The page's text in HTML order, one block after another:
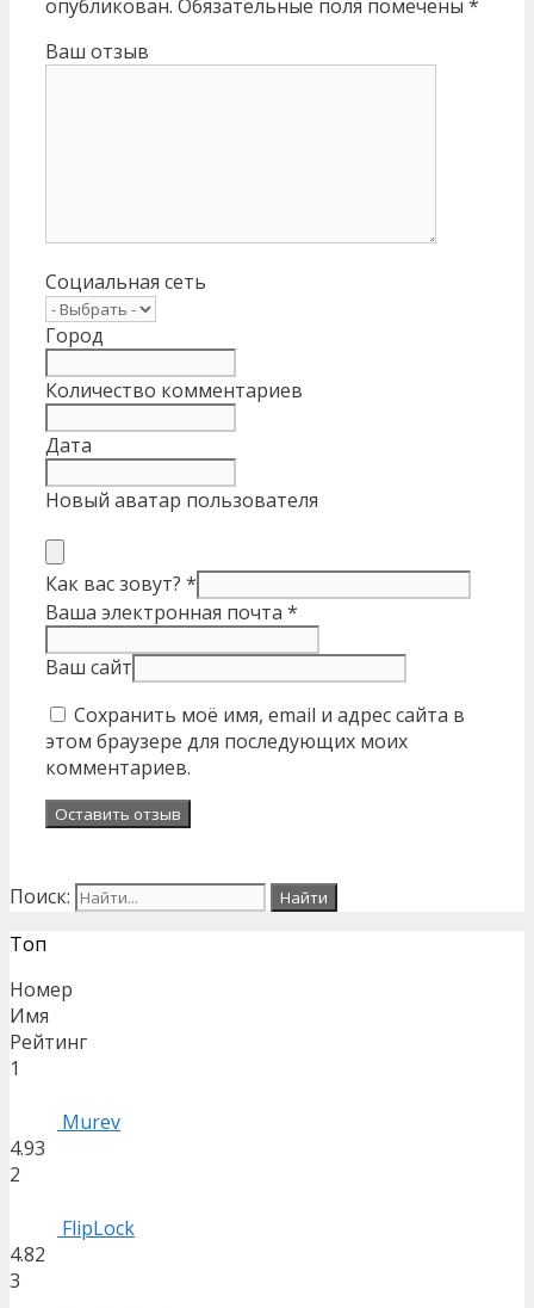
опубликован. Обязательные поля помечены *
Ваш отзыв
Социальная сеть
Город
Количество комментариев
Дата
Новый аватар пользователя
Как вас зовут? *
Ваша электронная почта *
Ваш сайт
Сохранить моё имя, email и адрес сайта в
этом браузере для последующих моих
комментариев.
Поиск:
Топ
Номер
Имя
Рейтинг
1
Murev
4.93
2
FlipLock
4.82
3